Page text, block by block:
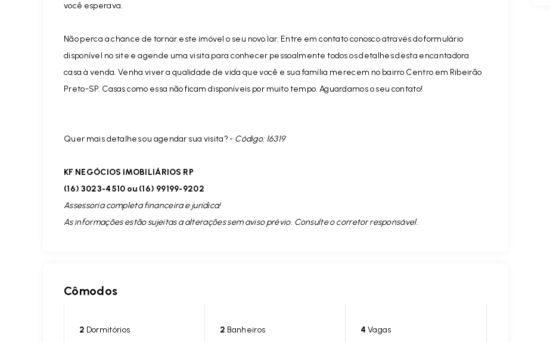
você esperava.
Não perca a chance de tornar este imóvel o seu novo lar. Entre em contato conosco através do formulário
disponível no site e agende uma visita para conhecer pessoalmente todos os detalhes desta encantadora
casa à venda. Venha viver a qualidade de vida que você e sua família merecem no bairro Centro em Ribeirão
Preto-SP. Casas como essa não ficam disponíveis por muito tempo. Aguardamos o seu contato!
Quer mais detalhes ou agendar sua visita? - Código: 16319
KF NEGÓCIOS IMOBILIÁRIOS RP
(16) 3023-4510 ou (16) 99199-9202
Assessoria completa financeira e jurídica!
As informações estão sujeitas a alterações sem aviso prévio. Consulte o corretor responsável.
Cômodos
2 Dormitórios 2 Banheiros 4 Vagas